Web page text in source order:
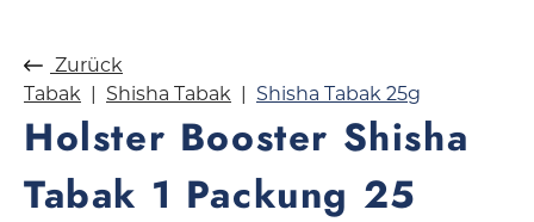
Zurück
Tabak
Shisha Tabak Shisha Tabak 25g
Holster Booster Shisha
Tabak 1 Packung 25